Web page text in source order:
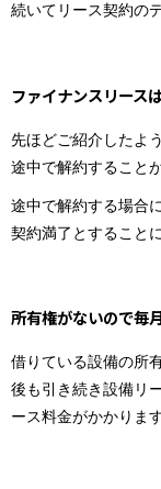
続いてリース契約の
ファイナンスリース
先ほどご紹介したよ
途中で解約すること
途中で解約する場合
契約満了とすること
所有権がないので毎
借りている設備の所
後も引き続き設備リ
ース料金がかかります